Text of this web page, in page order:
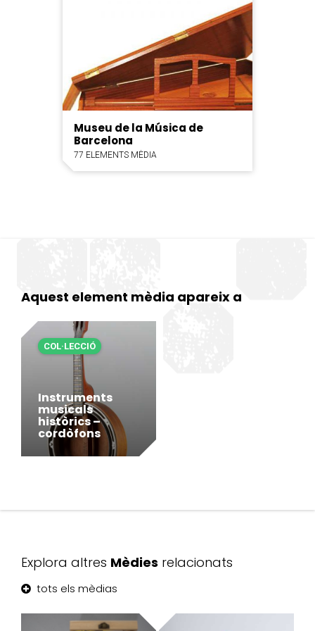
Museu de la Música de
Barcelona
77 ELEMENTS MÈDIA
Aquest element mèdia apareix a
Instruments
musicals
històrics –
cordòfons
COL·LECCIÓ
Explora altres Mèdies relacionats
tots els mèdias